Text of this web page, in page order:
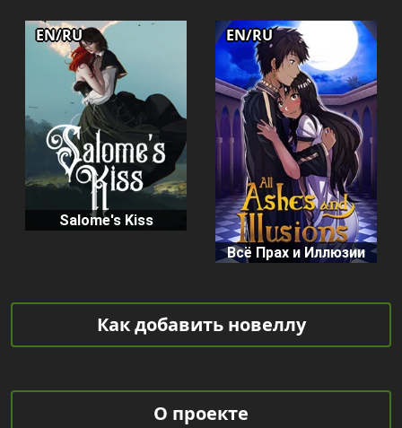
Salome's Kiss
EN/RU
Всё Прах и Иллюзии
EN/RU
Как добавить новеллу
О проекте